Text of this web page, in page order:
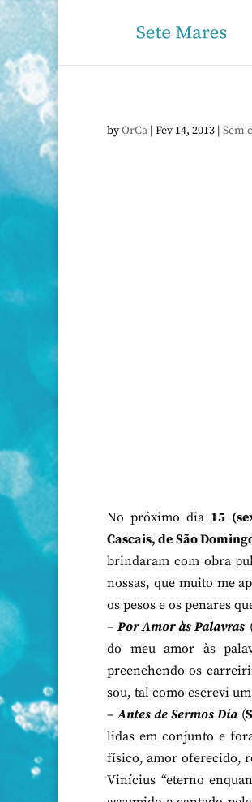
byOrCa | Fev 14, 2013 | Sem
No próximo dia 15
Cascais, de São
brindaram com obra
nossas, que muito me
os pesos e os penares
–Por Amor às Palavras
do meu amor às
preenchendo os
sou, tal como escrevi
–Antes de Sermos Dia(
lidas em conjunto e
físico, amor oferecido,
Vinícius “eterno